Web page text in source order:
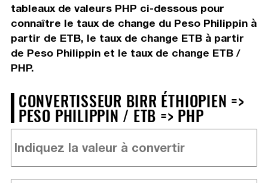
tableaux de valeurs PHP ci-dessous pour
connaître le taux de change du Peso Philippin à
partir de ETB, le taux de change ETB à partir
de Peso Philippin et le taux de change ETB /
PHP.
CONVERTISSEUR BIRR ÉTHIOPIEN =>
PESO PHILIPPIN / ETB => PHP